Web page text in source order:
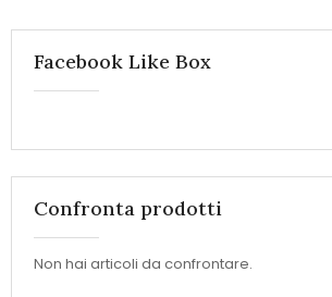
Facebook Like Box
Confronta prodotti
Non hai articoli da confrontare.